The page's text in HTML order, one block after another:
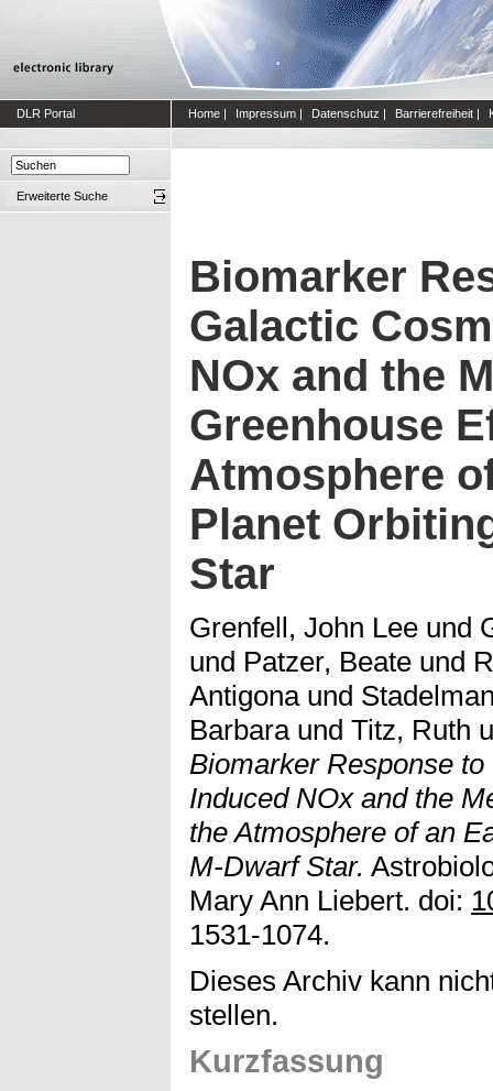
DLR Portal Home | Impressum | Datenschutz | Barrierefreiheit |
Erweiterte Suche
Biomarker
Galactic
NOx and the
Greenhouse
Atmosphere
Planet
Star
Grenfell, John Lee und
und Patzer, Beate und
Antigonaund
Barbaraund Titz, Ruth
Biomarker Response
Induced NOx and the
the Atmosphere of an
M-Dwarf Star.
Mary Ann Liebert. doi:
1531-1074.
Dieses Archiv kann
stellen.
Kurzfassung